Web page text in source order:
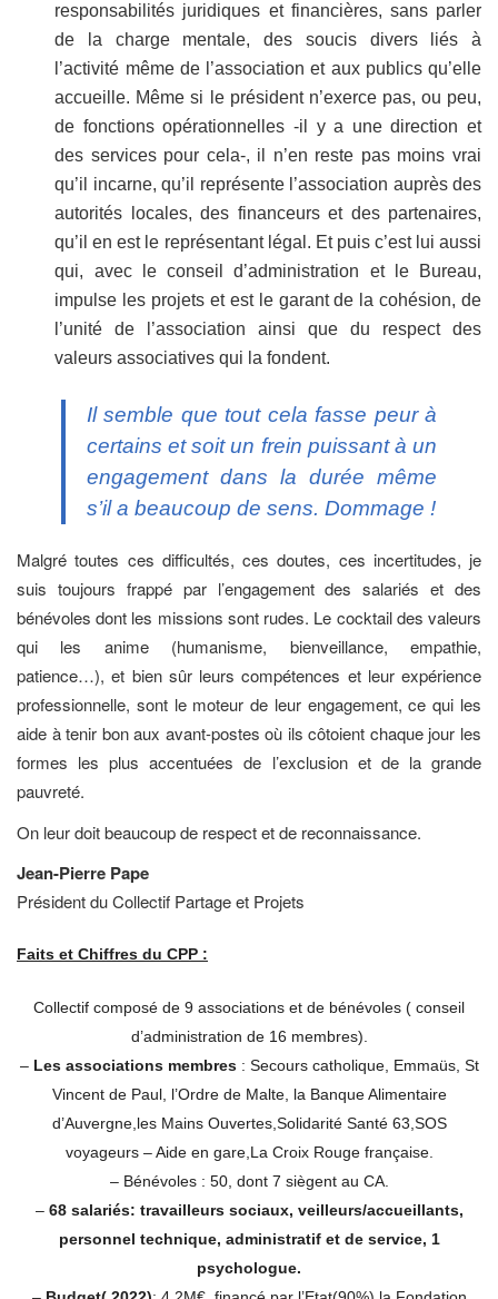
responsabilités juridiques et financières, sans parler
de la charge mentale, des soucis divers liés à
l’activité même de l’association et aux publics qu’elle
accueille. Même si le président n’exerce pas, ou peu,
de fonctions opérationnelles -il y a une direction et
des services pour cela-, il n’en reste pas moins vrai
qu’il incarne, qu’il représente l’association auprès des
autorités locales, des financeurs et des partenaires,
qu’il en est le représentant légal. Et puis c’est lui aussi
qui, avec le conseil d’administration et le Bureau,
impulse les projets et est le garant de la cohésion, de
l’unité de l’association ainsi que du respect des
valeurs associatives qui la fondent.
Il semble que tout cela fasse peur à
certains et soit un frein puissant à un
engagement dans la durée même
s’il a beaucoup de sens. Dommage !
Malgré toutes ces difficultés, ces doutes, ces incertitudes, je
suis toujours frappé par l’engagement des salariés et des
bénévoles dont les missions sont rudes. Le cocktail des valeurs
qui les anime (humanisme, bienveillance, empathie,
patience…), et bien sûr leurs compétences et leur expérience
professionnelle, sont le moteur de leur engagement, ce qui les
aide à tenir bon aux avant-postes où ils côtoient chaque jour les
formes les plus accentuées de l’exclusion et de la grande
pauvreté.
On leur doit beaucoup de respect et de reconnaissance.
Jean-Pierre Pape
Président du Collectif Partage et Projets
Faits et Chiffres du CPP :
Collectif composé de 9 associations et de bénévoles ( conseil
d’administration de 16 membres).
– Les associations membres: Secours catholique, Emmaüs, St
Vincent de Paul, l’Ordre de Malte, la Banque Alimentaire
d’Auvergne,les Mains Ouvertes,Solidarité Santé 63,SOS
voyageurs – Aide en gare,La Croix Rouge française.
– Bénévoles : 50, dont 7 siègent au CA.
– 68 salariés: travailleurs sociaux, veilleurs/accueillants,
personnel technique, administratif et de service, 1
psychologue.